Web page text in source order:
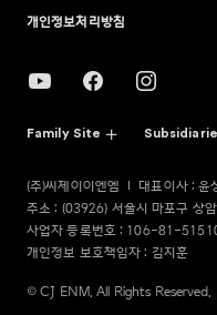
개인정보처리방침
Family Site
(주)씨제이이엔엠
대표이사 : 윤
주소 : (03926) 서울시 마포구 상
사업자 등록번호 : 106-81-
개인정보 보호책임자 : 김지훈
© CJ ENM. All Rights Reserved.